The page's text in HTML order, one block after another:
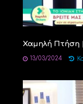
Χαμηλή Πτήση |
13/03/2024